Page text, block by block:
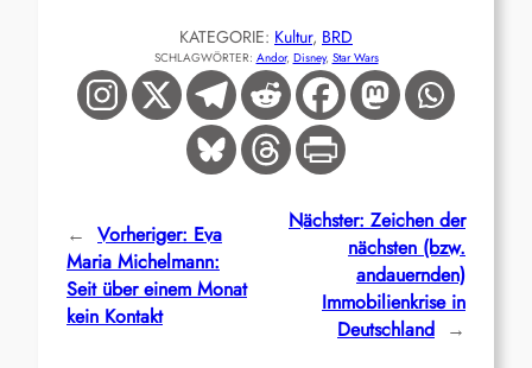
KATEGORIE: Kultur, BRD
SCHLAGWÖRTER: Andor, Disney, Star Wars
← Vorheriger: Eva
Maria Michelmann:
Seit über einem Monat
kein Kontakt
Nächster: Zeichen der
nächsten (bzw.
andauernden)
Immobilienkrise in
Deutschland →